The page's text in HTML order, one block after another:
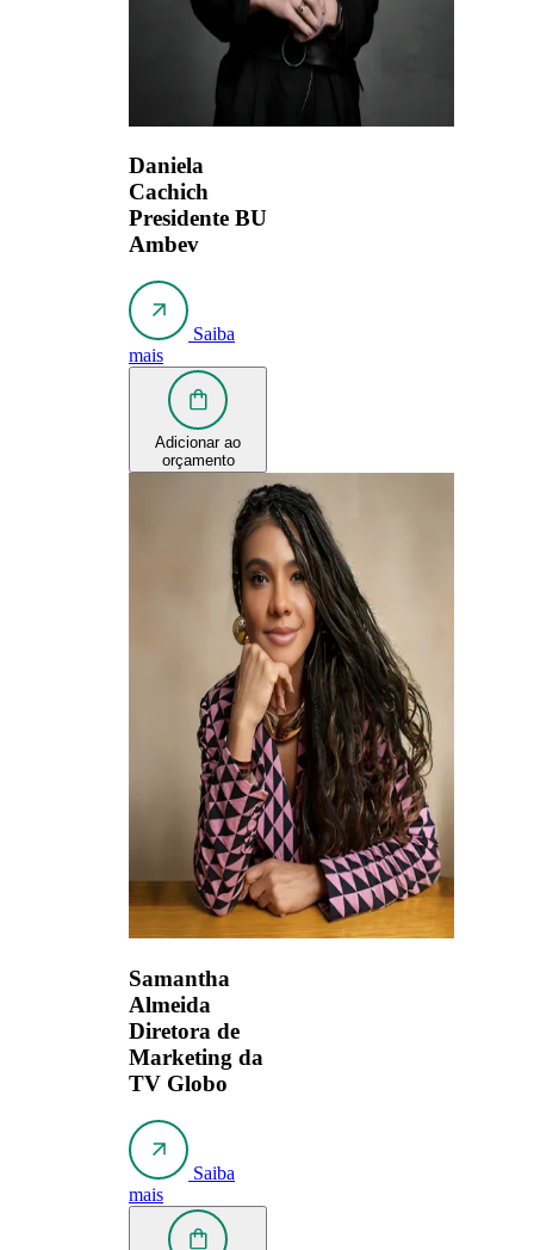
Daniela
Cachich
Presidente BU
Ambev
Saiba
mais
Adicionar ao
orçamento
Samantha
Almeida
Diretora de
Marketing da
TV Globo
Saiba
mais